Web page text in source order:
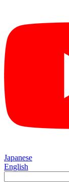
Japanese
English